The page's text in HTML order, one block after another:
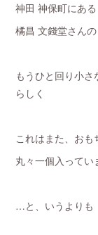
神田 神保町にある
橘昌 文錢堂さん
もうひと回り小
らしく
これはまた、お
丸々一個入ってい
…と、いうよりも